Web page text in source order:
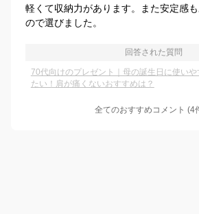
軽くて収納力があります。また安定感
ので選びました。
回答された質問
70代向けのプレゼント｜母の誕生日に使いや
たい！肩が痛くないおすすめは？
全てのおすすめコメント (4